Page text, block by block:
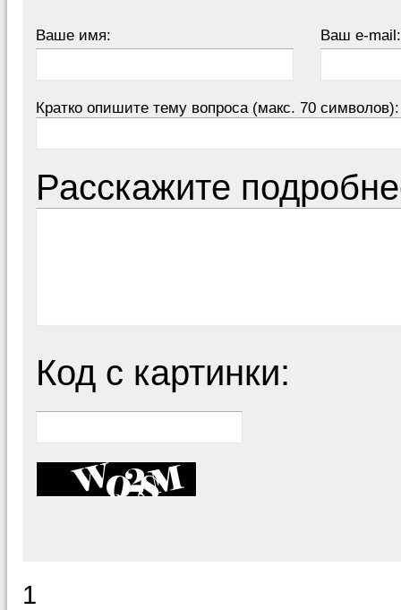
Ваше имя: Ваш e-mail:
Кратко опишите тему вопроса (макс. 70 символов):
Расскажите
Код с картинки:
1